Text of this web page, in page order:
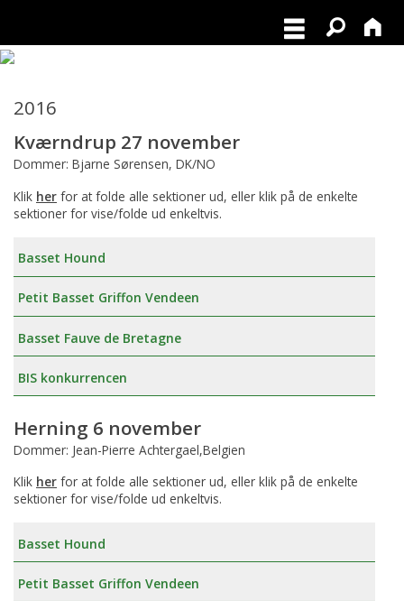
2016
Kværndrup 27 november
Dommer: Bjarne Sørensen, DK/NO
Klik her for at folde alle sektioner ud, eller klik på de enkelte
sektioner for vise/folde ud enkeltvis.
Basset Hound
Petit Basset Griffon Vendeen
Basset Fauve de Bretagne
BIS konkurrencen
Herning 6 november
Dommer: Jean-Pierre Achtergael,Belgien
Klik her for at folde alle sektioner ud, eller klik på de enkelte
sektioner for vise/folde ud enkeltvis.
Basset Hound
Petit Basset Griffon Vendeen